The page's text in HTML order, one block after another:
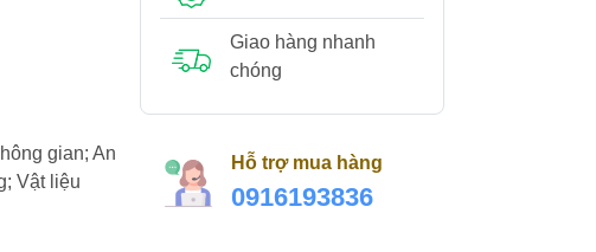
gian; An
Vật liệu
Giao hàng nhanh
chóng
Hỗ trợ mua hàng
0916193836